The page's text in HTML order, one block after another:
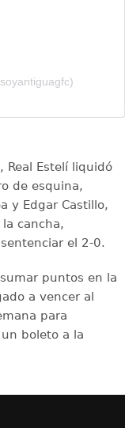
Real Estelí liquidó
de esquina,
y Edgar Castillo,
cancha,
el 2-0.
puntos en la
a vencer al
para
boleto a la